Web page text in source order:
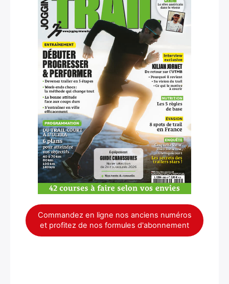
Commandez en ligne nos anciens numéros
et profitez de nos formules d'abonnement